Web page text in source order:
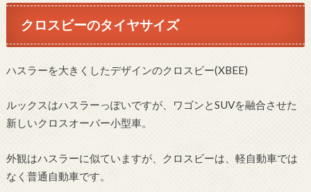
クロスビーのタイヤサイズ
ハスラーを大きくしたデザインのクロスビー(XBEE)
ルックスはハスラーっぽいですが、ワゴンとSUVを融合させた
新しいクロスオーバー小型車。
外観はハスラーに似ていますが、クロスビーは、軽自動車では
なく普通自動車です。